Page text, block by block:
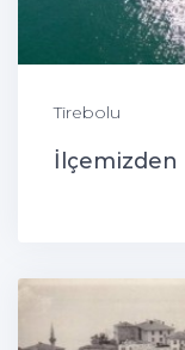
Tirebolu
İlçemizden